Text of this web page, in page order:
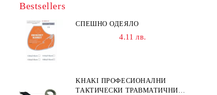
Bestsellers
СПЕШНО ОДЕЯЛО
4.11 лв.
KHAKI ПРОФЕСИОНАЛНИ
ТАКТИЧЕСКИ ТРАВМАТИЧНИ